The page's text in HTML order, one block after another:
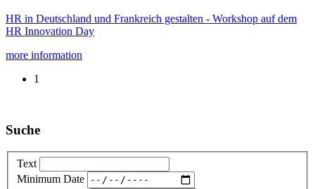
HR in Deutschland und Frankreich gestalten - Workshop auf dem
HR Innovation Day
more information
1
Suche
Text
Minimum Date